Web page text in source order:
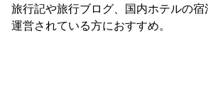
旅行記や旅行ブログ、国内ホテルの